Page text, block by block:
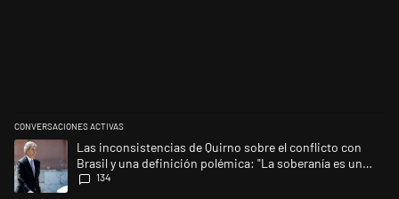
CONVERSACIONES ACTIVAS
Este listado muestra los artículos con más comentarios en los últimos
Un artículo de tendencia con el título "Las inconsistencias de Quirno
Las inconsistencias de Quirno sobre el conflicto con
Brasil y una definición polémica: "La soberanía es un
concepto antiguo"
134